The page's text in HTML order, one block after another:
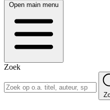
Open main menu
Zoek